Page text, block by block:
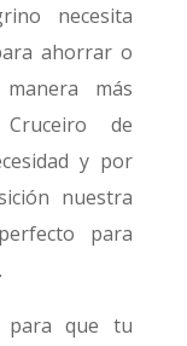
necesita
ahorrar o
más
de
y por
nuestra
para
para que tu